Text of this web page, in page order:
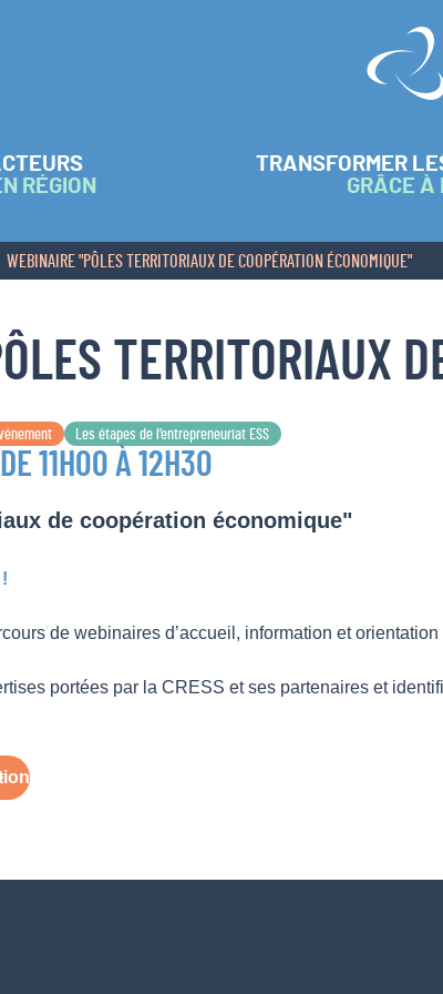
Retour
RÉGION
TRANSFORMER
GRÂCE À
WEBINAIRE "PÔLES TERRITORIAUX DE COOPÉRATION ÉCONOMIQUE"
TERRITORIAUX
Les étapes de l’entrepreneuriat ESS
11H00 À 12H30
de coopération économique"
de webinaires d’accueil, information et
portées par la CRESS et ses partenaires et